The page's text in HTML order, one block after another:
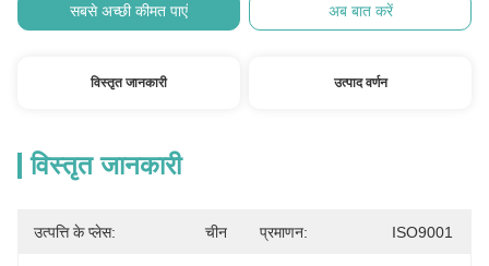
सबसे अच्छी कीमत पाएं अब बात करें
विस्तृत जानकारी उत्पाद वर्णन
विस्तृत जानकारी
उत्पत्ति के प्लेस: चीन प्रमाणन: ISO9001